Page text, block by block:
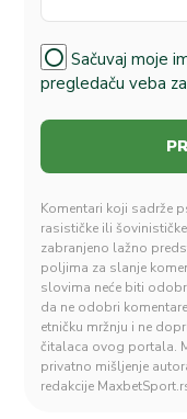
Sačuvaj moje
pregledaču veba
Komentari koji sadrže
rasističke ili
zabranjeno lažno
poljima za slanje
slovima neće biti
da ne odobri
etničku mržnju i ne
čitalaca ovog portala.
privatno mišljenje
redakcije